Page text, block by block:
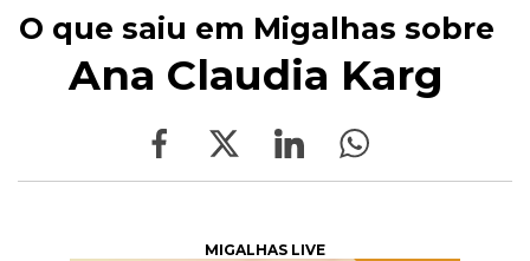
O que saiu em Migalhas sobre
Ana Claudia Karg
MIGALHAS LIVE